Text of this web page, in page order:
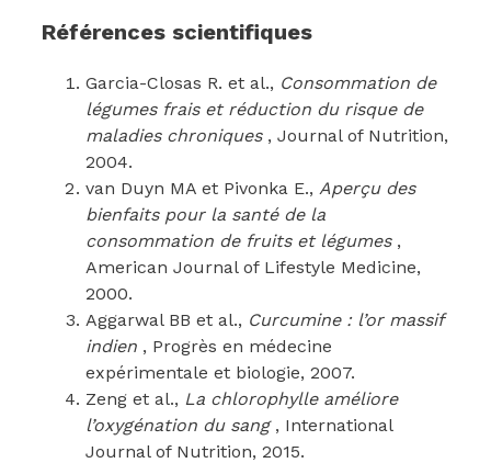
Références scientifiques
Garcia-Closas R. et al., Consommation de
légumes frais et réduction du risque de
maladies chroniques, Journal of Nutrition,
2004.
van Duyn MA et Pivonka E., Aperçu des
bienfaits pour la santé de la
consommation de fruits et légumes,
American Journal of Lifestyle Medicine,
2000.
Aggarwal BB et al., Curcumine : l’or massif
indien , Progrès en médecine
expérimentale et biologie, 2007.
Zeng et al., La chlorophylle améliore
l’oxygénation du sang, International
Journal of Nutrition, 2015.